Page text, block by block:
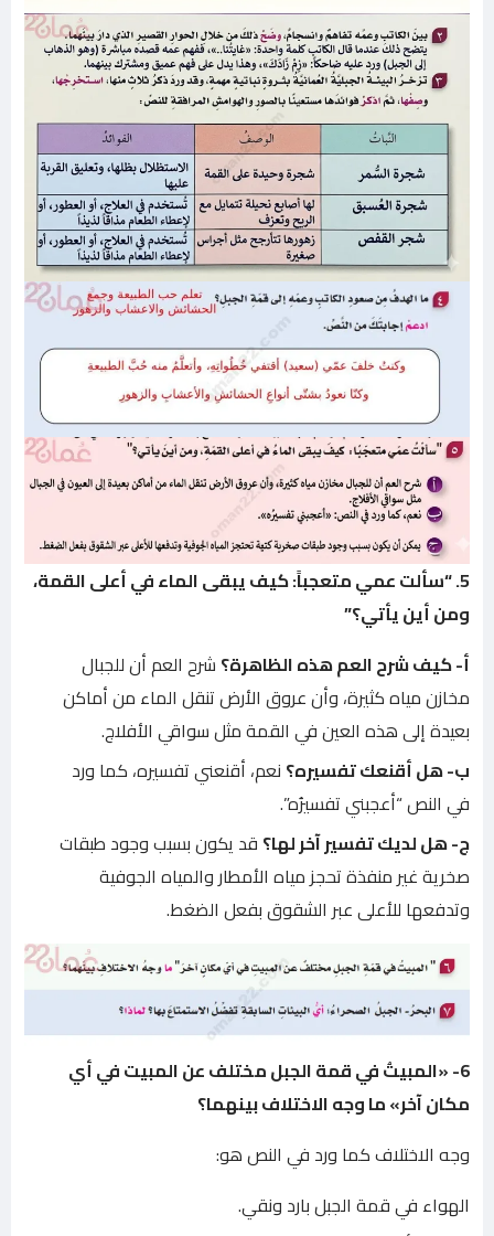
5. “سألت عمي متعجباً: كيف يبقى الماء في أعلى القمة،
ومن أين يأتي؟”
أ- كيف شرح العم هذه الظاهرة؟ شرح العم أن للجبال
مخازن مياه كثيرة، وأن عروق الأرض تنقل الماء من أماكن
بعيدة إلى هذه العين في القمة مثل سواقي الأفلاج.
ب- هل أقنعك تفسيره؟ نعم، أقنعني تفسيره، كما ورد
في النص “أعجبني تفسيرُه”.
ج- هل لديك تفسير آخر لها؟ قد يكون بسبب وجود طبقات
صخرية غير منفذة تحجز مياه الأمطار والمياه الجوفية
وتدفعها للأعلى عبر الشقوق بفعل الضغط.
6- «المبيتُ في قمة الجبل مختلف عن المبيت في أي
مكان آخر» ما وجه الاختلاف بينهما؟
وجه الاختلاف كما ورد في النص هو:
الهواء في قمة الجبل بارد ونقي.